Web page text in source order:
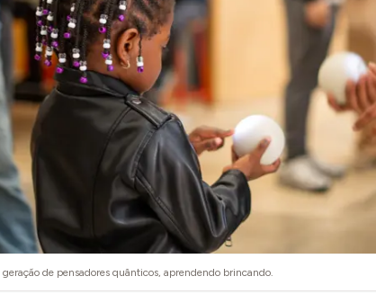
de pensadores quânticos, aprendendo brincando.